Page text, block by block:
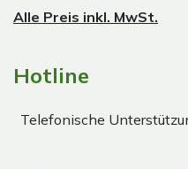
Alle Preis inkl. MwSt.
Hotline
Telefonische